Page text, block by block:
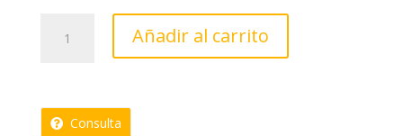
$14,94
Pepperoni
Añadir al carrito
Consulta